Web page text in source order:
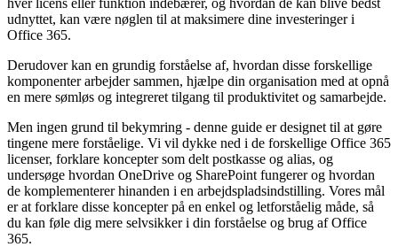
udnyttet, kan være nøglen til at maksimere dine investeringer i
Office 365.
Derudover kan en grundig forståelse af, hvordan disse forskellige
komponenter arbejder sammen, hjælpe din organisation med at opnå
en mere sømløs og integreret tilgang til produktivitet og samarbejde.
Men ingen grund til bekymring - denne guide er designet til at gøre
tingene mere forståelige. Vi vil dykke ned i de forskellige Office 365
licenser, forklare koncepter som delt postkasse og alias, og
undersøge hvordan OneDrive og SharePoint fungerer og hvordan
de komplementerer hinanden i en arbejdspladsindstilling. Vores mål
er at forklare disse koncepter på en enkel og letforståelig måde, så
du kan føle dig mere selvsikker i din forståelse og brug af Office
365.